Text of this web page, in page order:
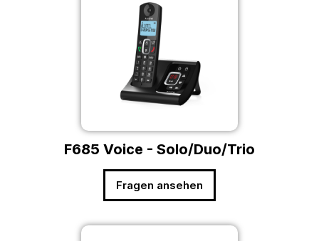
F685 Voice - Solo/Duo/Trio
Fragen ansehen